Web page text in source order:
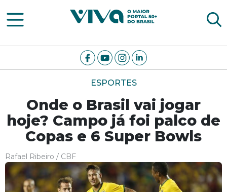
Viva Notícias
ESPORTES
Onde o Brasil vai jogar
hoje? Campo já foi palco de
Copas e 6 Super Bowls
Rafael Ribeiro / CBF